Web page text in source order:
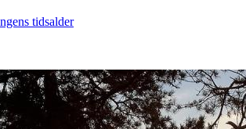
tidsalder